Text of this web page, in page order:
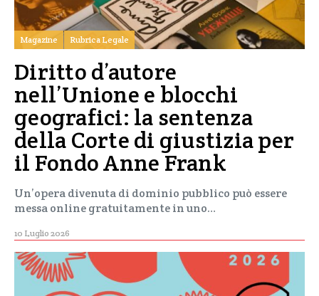
Magazine Rubrica Legale
Diritto d’autore
nell’Unione e blocchi
geografici: la sentenza
della Corte di giustizia per
il Fondo Anne Frank
Un’opera divenuta di dominio pubblico può essere
messa online gratuitamente in uno…
10 Luglio 2026